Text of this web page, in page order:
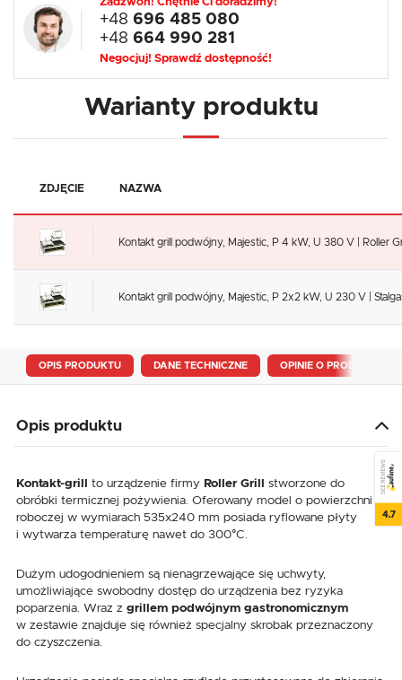
Zadzwoń! Chętnie Ci doradzimy!
+48 696 485 080
+48 664 990 281
Negocjuj! Sprawdź dostępność!
Warianty produktu
ZDJĘCIE NAZWA
Kontakt grill podwójny, Majestic, P 4 kW, U 380 V | Roller
Kontakt grill podwójny, Majestic, P 2x2 kW, U 230 V |
OPIS PRODUKTU DANE TECHNICZNE OPINIE O PRODUKCIE
Opis produktu
Kontakt-grill to urządzenie firmy Roller Grill stworzone do
obróbki termicznej pożywienia. Oferowany model o powierzchni
roboczej w wymiarach 535x240 mm posiada ryflowane płyty
i wytwarza temperaturę nawet do 300°C.
Dużym udogodnieniem są nienagrzewające się uchwyty,
umożliwiające swobodny dostęp do urządzenia bez ryzyka
poparzenia. Wraz z grillem podwójnym gastronomicznym
w zestawie znajduje się również specjalny skrobak przeznaczony
do czyszczenia.
SEE REVIEWS
4.7